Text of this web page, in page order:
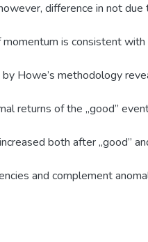
difference in not due
is consistent with
Howe’s methodology
returns of the „good”
both after „good”
and complement